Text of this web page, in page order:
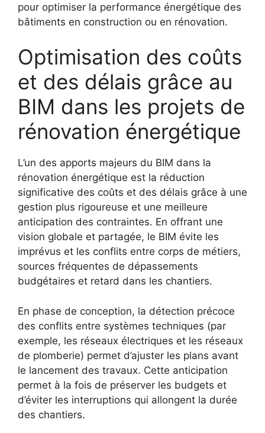
pour optimiser la performance énergétique des
bâtiments en construction ou en rénovation.
Optimisation des coûts
et des délais grâce au
BIM dans les projets de
rénovation énergétique
L’un des apports majeurs du BIM dans la
rénovation énergétique est la réduction
significative des coûts et des délais grâce à une
gestion plus rigoureuse et une meilleure
anticipation des contraintes. En offrant une
vision globale et partagée, le BIM évite les
imprévus et les conflits entre corps de métiers,
sources fréquentes de dépassements
budgétaires et retard dans les chantiers.
En phase de conception, la détection précoce
des conflits entre systèmes techniques (par
exemple, les réseaux électriques et les réseaux
de plomberie) permet d’ajuster les plans avant
le lancement des travaux. Cette anticipation
permet à la fois de préserver les budgets et
d’éviter les interruptions qui allongent la durée
des chantiers.